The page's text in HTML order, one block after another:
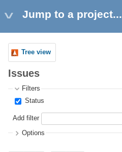
Jump to a project...
Tree view
Issues
Filters
Status
Add filter
Options